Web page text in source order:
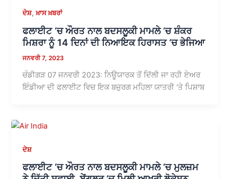
ਦੇਸ਼,ਖ਼ਾਸ ਖ਼ਬਰਾਂ
ਫਲਾਈਟ ‘ਚ ਔਰਤ ਨਾਲ ਬਦਸਲੂਕੀ ਮਾਮਲੇ ‘ਚ ਸ਼ੰਕਰ
ਮਿਸ਼ਰਾ ਨੂੰ 14 ਦਿਨਾਂ ਦੀ ਨਿਆਇਕ ਹਿਰਾਸਤ ‘ਚ ਭੇਜਿਆ
ਜਨਵਰੀ 7, 2023
ਚੰਡੀਗੜ 07 ਜਨਵਰੀ 2023: ਨਿਊਯਾਰਕ ਤੋਂ ਦਿੱਲੀ ਜਾ ਰਹੀ ਏਅਰ
ਇੰਡੀਆ ਦੀ ਫਲਾਈਟ ਵਿਚ ਇਕ ਬਜ਼ੁਰਗ ਮਹਿਲਾ ਯਾਤਰੀ ‘ਤੇ ਪਿਸ਼ਾਬ
ਦੇਸ਼
ਫਲਾਈਟ ‘ਚ ਔਰਤ ਨਾਲ ਬਦਸਲੂਕੀ ਮਾਮਲੇ ‘ਚ ਮੁਲਜ਼ਮ